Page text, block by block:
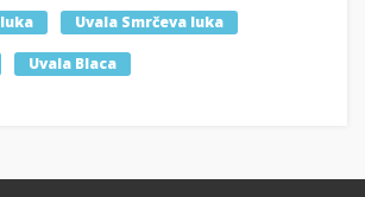
Uvala Smrčeva luka
Uvala Blaca